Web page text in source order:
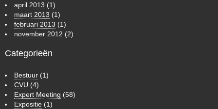
april 2013 (1)
maart 2013 (1)
februari 2013 (1)
november 2012 (2)
Categorieën
Bestuur (1)
CVU (4)
Expert Meeting (58)
Expositie (1)